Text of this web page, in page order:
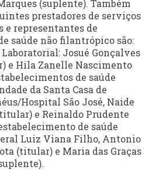
(suplente). Também
prestadores de serviços
e representantes de
saúde não filantrópico são:
Josué Gonçalves
e Hila Zanelle Nascimento
de saúde
da Santa Casa de
Hospital São José, Naide
e Reinaldo Prudente
de saúde
Luiz Viana Filho, Antonio
(titular) e Maria das Graças